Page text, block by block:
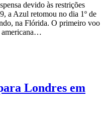
devido às restrições
a Azul retomou no dia 1º de
na Flórida. O primeiro voo
americana…
Londres em